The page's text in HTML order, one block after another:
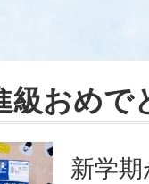
級おめで
新学